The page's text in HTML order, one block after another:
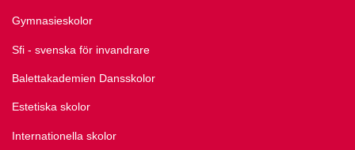
Gymnasieskolor
Sfi - svenska för invandrare
Balettakademien Dansskolor
Estetiska skolor
Internationella skolor